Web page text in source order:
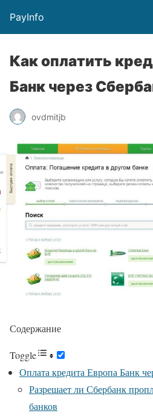
PayInfo
Как оплатить
Банк через
ovdmitjb
Содержание
Toggle
Оплата кредита Европа Банк
Разрешает ли Сбербанк
банков